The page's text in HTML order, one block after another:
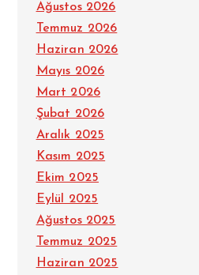
Ağustos 2026
Temmuz 2026
Haziran 2026
Mayıs 2026
Mart 2026
Şubat 2026
Aralık 2025
Kasım 2025
Ekim 2025
Eylül 2025
Ağustos 2025
Temmuz 2025
Haziran 2025